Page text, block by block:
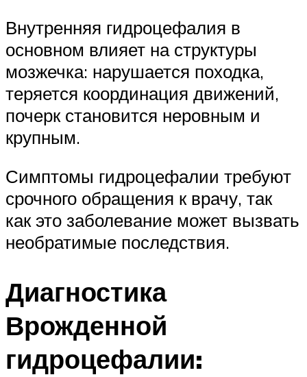
Внутренняя гидроцефалия в
основном влияет на структуры
мозжечка: нарушается походка,
теряется координация движений,
почерк становится неровным и
крупным.
Симптомы гидроцефалии требуют
срочного обращения к врачу, так
как это заболевание может вызвать
необратимые последствия.
Диагностика
Врожденной
гидроцефалии: